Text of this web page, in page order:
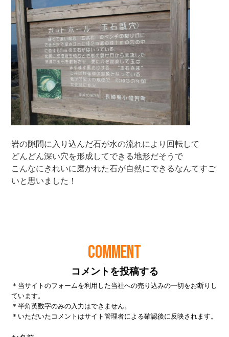
COMMENT
コメントを投稿する
＊当サイトのフォームを利用した当社への売り込みの一切をお断りし
ています。
＊半角英数字のみの入力はできません。
＊いただいたコメントはサイト管理者による確認後に反映されます。